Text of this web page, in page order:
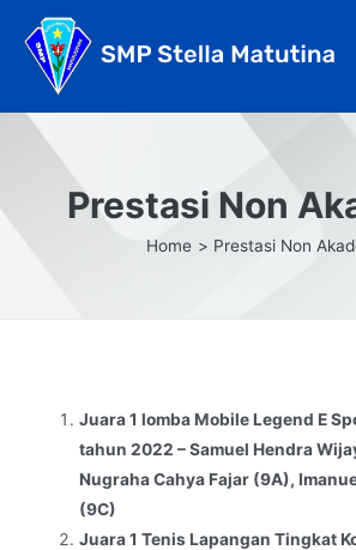
content
Home Prestasi Non
Prestasi Non
Juara 1 lomba Mobile Legend E
tahun 2022 – Samuel Hendra
Nugraha Cahya Fajar (9A),
(9C)
Juara 1 Tenis Lapangan Tingkat